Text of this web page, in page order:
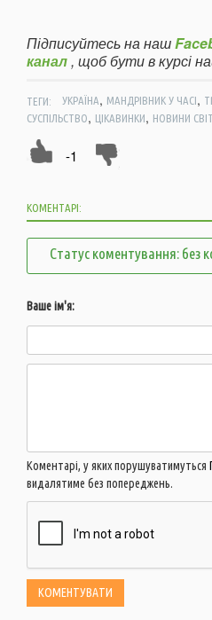
Підписуйтесь на наш
канал, щоб бути в курсі
ТЕГИ: УКРАЇНА, МАНДРІВНИК У ЧАСІ,
СУСПІЛЬСТВО, ЦІКАВИНКИ, НОВИНИ
-1
КОМЕНТАРІ:
Статус коментування: без
Ваше ім'я:
Коментарі, у яких порушуватимуться
видалятиме без попереджень.